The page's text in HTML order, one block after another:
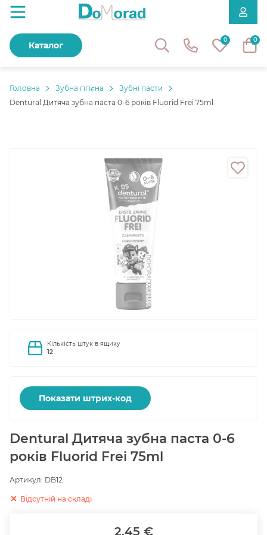
0 0
Каталог
Головнa Зубна гігієна
Зубні пасти
Dentural Дитяча зубна паста 0-6 років Fluorid Frei 75ml
Кількість штук в ящику
12
Показати штрих-код
Dentural Дитяча зубна паста 0-6
років Fluorid Frei 75ml
Артикул: DB12
Відсутній на складі
2.45 €